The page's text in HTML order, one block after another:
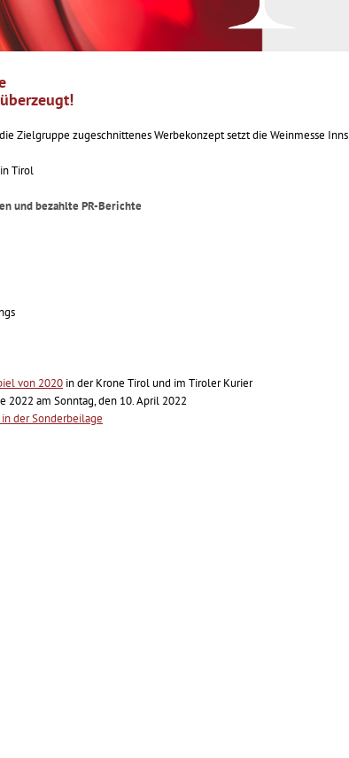
Zielgruppe zugeschnittenes Werbekonzept setzt die Weinmesse
in Tirol
und bezahlte PR-Berichte
von 2020 in der Krone Tirol und im Tiroler Kurier
2022 am Sonntag, den 10. April 2022
der Sonderbeilage